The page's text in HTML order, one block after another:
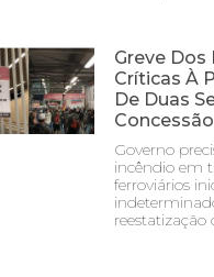
Greve
Críticas À
De Duas
Concessão
Governo
incêndio em
ferroviários